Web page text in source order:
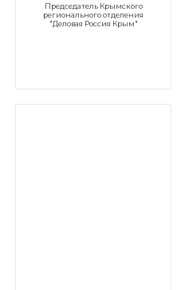
Председатель Крымского
регионального отделения
"Деловая Россия Крым"